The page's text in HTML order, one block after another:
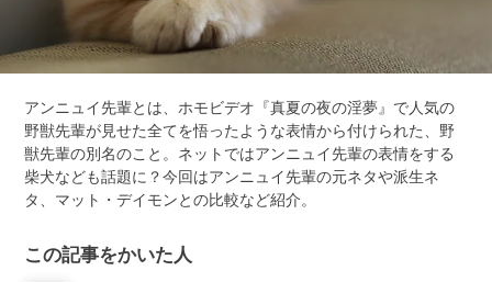
アンニュイ先輩とは、ホモビデオ『真夏の夜の淫夢』で人気の
野獣先輩が見せた全てを悟ったような表情から付けられた、野
獣先輩の別名のこと。ネットではアンニュイ先輩の表情をする
柴犬なども話題に？今回はアンニュイ先輩の元ネタや派生ネ
タ、マット・デイモンとの比較など紹介。
この記事をかいた人